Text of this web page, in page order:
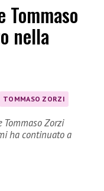
Tommaso
nella
TOMMASO ZORZI
Zorzi
ha continuato a